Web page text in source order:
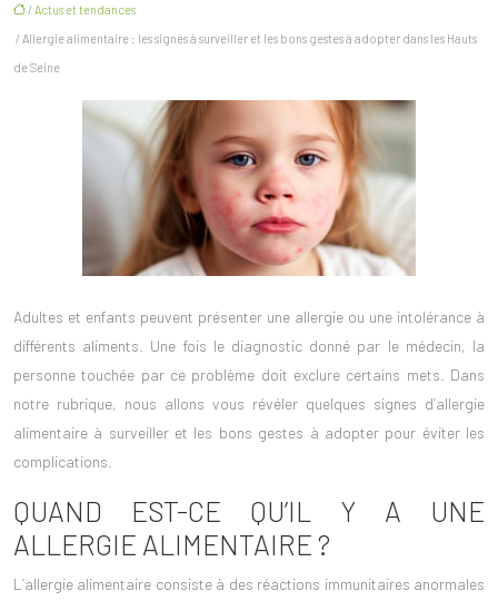
/ Actus et tendances
/ Allergie alimentaire : les signes à surveiller et les bons gestes à adopter dans les Hauts
de Seine
Adultes et enfants peuvent présenter une allergie ou une intolérance à
différents aliments. Une fois le diagnostic donné par le médecin, la
personne touchée par ce problème doit exclure certains mets. Dans
notre rubrique, nous allons vous révéler quelques signes d’allergie
alimentaire à surveiller et les bons gestes à adopter pour éviter les
complications.
QUAND EST-CE QU’IL Y A UNE
ALLERGIE ALIMENTAIRE ?
L’allergie alimentaire consiste à des réactions immunitaires anormales